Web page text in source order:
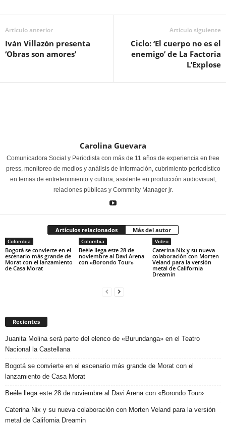
Artículo anterior
Iván Villazón presenta
‘Obras son amores’
Artículo siguiente
Ciclo: ‘El cuerpo no es el
enemigo’ de La Factoria
L’Explose
Carolina Guevara
Comunicadora Social y Periodista con más de 11 años de experiencia en free
press, monitoreo de medios y análisis de información, cubrimiento periodístico
en temas de entretenimiento y cultura, asistente en producción audiovisual,
relaciones públicas y Commnity Manager jr.
Artículos relacionados Más del autor
Colombia
Bogotá se convierte en el
escenario más grande de
Morat con el lanzamiento
de Casa Morat
Colombia
Beéle llega este 28 de
noviembre al Davi Arena
con «Borondo Tour»
Video
Caterina Nix y su nueva
colaboración con Morten
Veland para la versión
metal de California
Dreamin
Recientes
Juanita Molina será parte del elenco de «Burundanga» en el Teatro
Nacional la Castellana
Bogotá se convierte en el escenario más grande de Morat con el
lanzamiento de Casa Morat
Beéle llega este 28 de noviembre al Davi Arena con «Borondo Tour»
Caterina Nix y su nueva colaboración con Morten Veland para la versión
metal de California Dreamin